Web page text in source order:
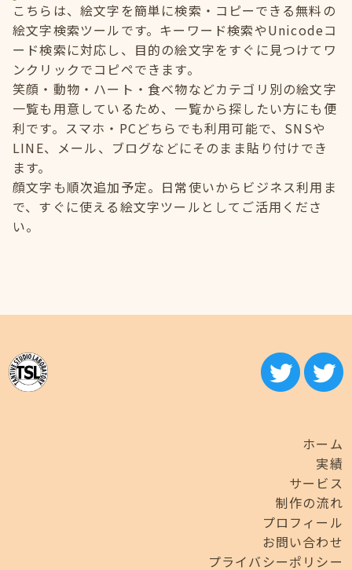
こちらは、絵文字を簡単に検索・コピーできる無料の
絵文字検索ツールです。キーワード検索やUnicodeコ
ード検索に対応し、目的の絵文字をすぐに見つけてワ
ンクリックでコピペできます。
笑顔・動物・ハート・食べ物などカテゴリ別の絵文字
一覧も用意しているため、一覧から探したい方にも便
利です。スマホ・PCどちらでも利用可能で、SNSや
LINE、メール、ブログなどにそのまま貼り付けでき
ます。
顔文字も順次追加予定。日常使いからビジネス利用ま
で、すぐに使える絵文字ツールとしてご活用くださ
い。
ホーム
実績
サービス
制作の流れ
プロフィール
お問い合わせ
プライバシーポリシー